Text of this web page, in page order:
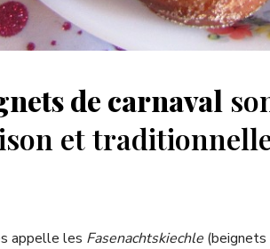
de carnaval
et
appelle les Fasenachtskiechle (beignets